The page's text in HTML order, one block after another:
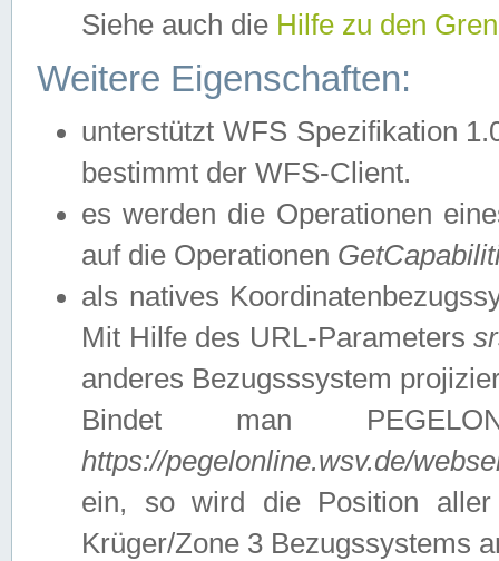
Siehe auch die Hilfe zu den
Weitere Eigenschaften:
unterstützt WFS Spezifikation
bestimmt der WFS-Client.
es werden die Operationen
auf die Operationen
als natives
Mit Hilfe des URL-Parameters
anderes Bezugsssystem
Bindet man
https://pegelonline.wsv.de/
ein, so wird die Position
Krüger/Zone 3 Bezugssystems